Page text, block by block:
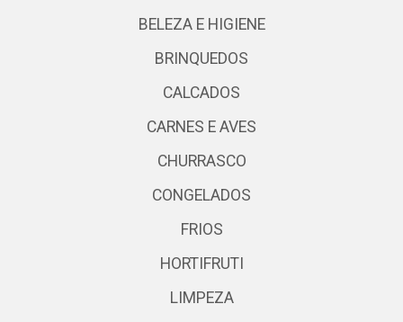
BELEZA E HIGIENE
BRINQUEDOS
CALCADOS
CARNES E AVES
CHURRASCO
CONGELADOS
FRIOS
HORTIFRUTI
LIMPEZA